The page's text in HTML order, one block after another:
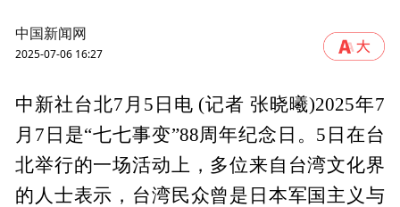
中国新闻网
2025-07-06 16:27
中新社台北7月5日电 (记者 张晓曦)2025年7
月7日是“七七事变”88周年纪念日。5日在台
北举行的一场活动上，多位来自台湾文化界
的人士表示，台湾民众曾是日本军国主义与